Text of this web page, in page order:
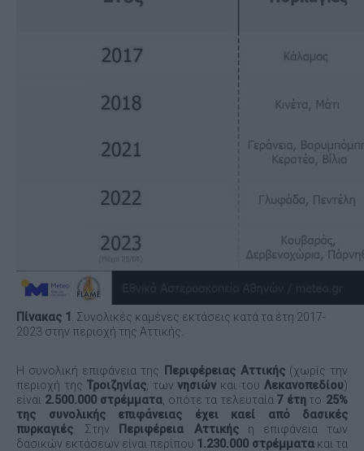
Πίνακας 1
. Συνολικές καμένες εκτάσεις κατά τα έτη 2017-
2023 στην περιοχή της Αττικής.
Η συνολική επιφάνεια της Περιφέρειας Αττικής(χωρίς την
περιοχή της Τροιζηνίας, των νησιών και τουΛεκανοπεδίου)
είναι 2.500.000 στρέμματα , οπότε τα τελευταία 7 έτητο 25%
της συνολικής επιφάνειας έχει καεί από δασικές
πυρκαγιές . Στην Περιφέρεια Αττικήςη επιφάνεια των
δασικών εκτάσεων είναι περίπου 1.230.000 στρέμματα και τα